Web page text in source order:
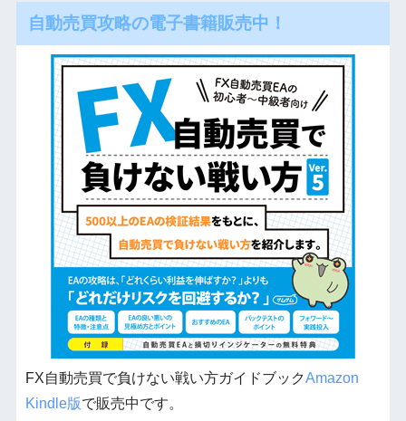
自動売買攻略の電子書籍販売中！
FX自動売買で負けない戦い方ガイドブックAmazon
Kindle版で販売中です。